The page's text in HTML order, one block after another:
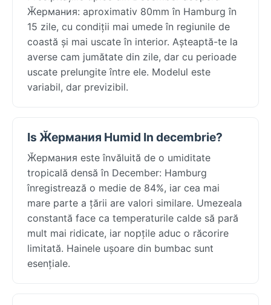
Ӂермания: aproximativ 80mm în Hamburg în
15 zile, cu condiții mai umede în regiunile de
coastă și mai uscate în interior. Așteaptă-te la
averse cam jumătate din zile, dar cu perioade
uscate prelungite între ele. Modelul este
variabil, dar previzibil.
Is Ӂермания Humid In decembrie?
Ӂермания este învăluită de o umiditate
tropicală densă în December: Hamburg
înregistrează o medie de 84%, iar cea mai
mare parte a țării are valori similare. Umezeala
constantă face ca temperaturile calde să pară
mult mai ridicate, iar nopțile aduc o răcorire
limitată. Hainele ușoare din bumbac sunt
esențiale.